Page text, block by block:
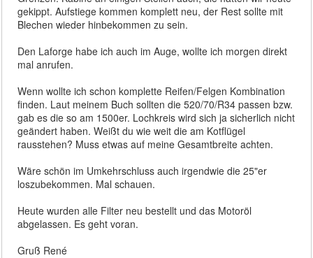
gekippt. Aufstiege kommen komplett neu, der Rest sollte mit
Blechen wieder hinbekommen zu sein.
Den Laforge habe ich auch im Auge, wollte ich morgen direkt
mal anrufen.
Wenn wollte ich schon komplette Reifen/Felgen Kombination
finden. Laut meinem Buch sollten die 520/70/R34 passen bzw.
gab es die so am 1500er. Lochkreis wird sich ja sicherlich nicht
geändert haben. Weißt du wie weit die am Kotflügel
rausstehen? Muss etwas auf meine Gesamtbreite achten.
Wäre schön im Umkehrschluss auch irgendwie die 25"er
loszubekommen. Mal schauen.
Heute wurden alle Filter neu bestellt und das Motoröl
abgelassen. Es geht voran.
Gruß René